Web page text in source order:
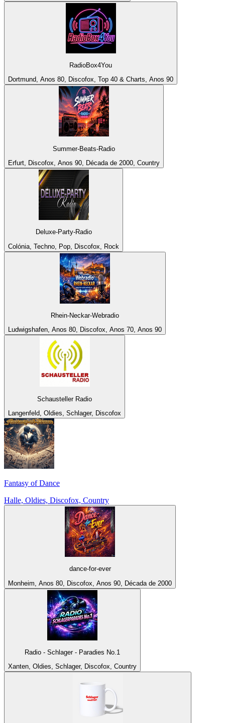
RadioBox4You
Dortmund, Anos 80, Discofox, Top 40 & Charts, Anos 90
Summer-Beats-Radio
Erfurt, Discofox, Anos 90, Década de 2000, Country
Deluxe-Party-Radio
Colónia, Techno, Pop, Discofox, Rock
Rhein-Neckar-Webradio
Ludwigshafen, Anos 80, Discofox, Anos 70, Anos 90
Schausteller Radio
Langenfeld, Oldies, Schlager, Discofox
Fantasy of Dance
Halle, Oldies, Discofox, Country
dance-for-ever
Monheim, Anos 80, Discofox, Anos 90, Década de 2000
Radio - Schlager - Paradies No.1
Xanten, Oldies, Schlager, Discofox, Country